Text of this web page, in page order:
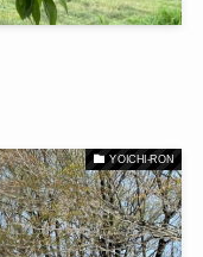
YOICHI-RON